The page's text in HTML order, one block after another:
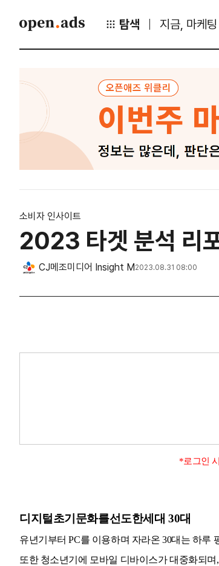
탐색 지금, 마케팅
소비자 인사이트
2023 타겟 분석 리
CJ메조미디어 Insight M 2023.08.31 08:00
*로그인
디지털초기문화를선도한세대 30대
유년기부터 PC를 이용하며 자라온 30대는 하루
또한 청소년기에 모바일 디바이스가 대중화되